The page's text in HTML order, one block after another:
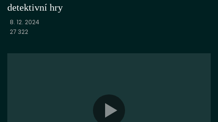
detektivní hry
8. 12. 2024
27 322